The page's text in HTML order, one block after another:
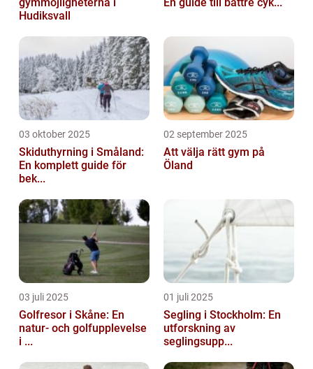
Hudiksvall
03 oktober 2025
Skiduthyrning i Småland:
En komplett guide för
bek...
02 september 2025
Att välja rätt gym på
Öland
03 juli 2025
Golfresor i Skåne: En
natur- och golfupplevelse
i ...
01 juli 2025
Segling i Stockholm: En
utforskning av
seglingsupp...